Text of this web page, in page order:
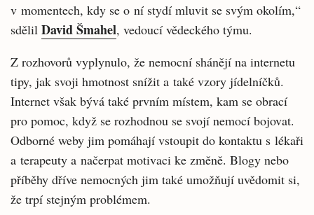
v momentech, kdy se o ní stydí mluvit se svým okolím,“
sdělil David Šmahel, vedoucí vědeckého týmu.
Z rozhovorů vyplynulo, že nemocní shánějí na internetu
tipy, jak svoji hmotnost snížit a také vzory jídelníčků.
Internet však bývá také prvním místem, kam se obrací
pro pomoc, když se rozhodnou se svojí nemocí bojovat.
Odborné weby jim pomáhají vstoupit do kontaktu s lékaři
a terapeuty a načerpat motivaci ke změně. Blogy nebo
příběhy dříve nemocných jim také umožňují uvědomit si,
že trpí stejným problémem.